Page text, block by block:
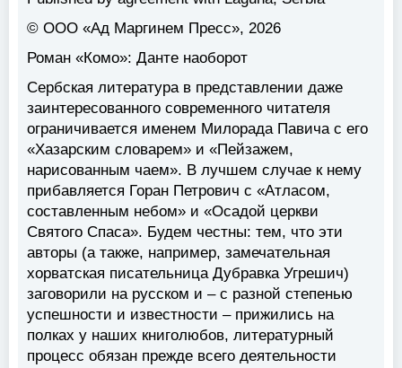
© ООО «Ад Маргинем Пресс», 2026
Роман «Комо»: Данте наоборот
Сербская литература в представлении даже
заинтересованного современного читателя
ограничивается именем Милорада Павича с его
«Хазарским словарем» и «Пейзажем,
нарисованным чаем». В лучшем случае к нему
прибавляется Горан Петрович с «Атласом,
составленным небом» и «Осадой церкви
Святого Спаса». Будем честны: тем, что эти
авторы (а также, например, замечательная
хорватская писательница Дубравка Угрешич)
заговорили на русском и – с разной степенью
успешности и известности – прижились на
полках у наших книголюбов, литературный
процесс обязан прежде всего деятельности